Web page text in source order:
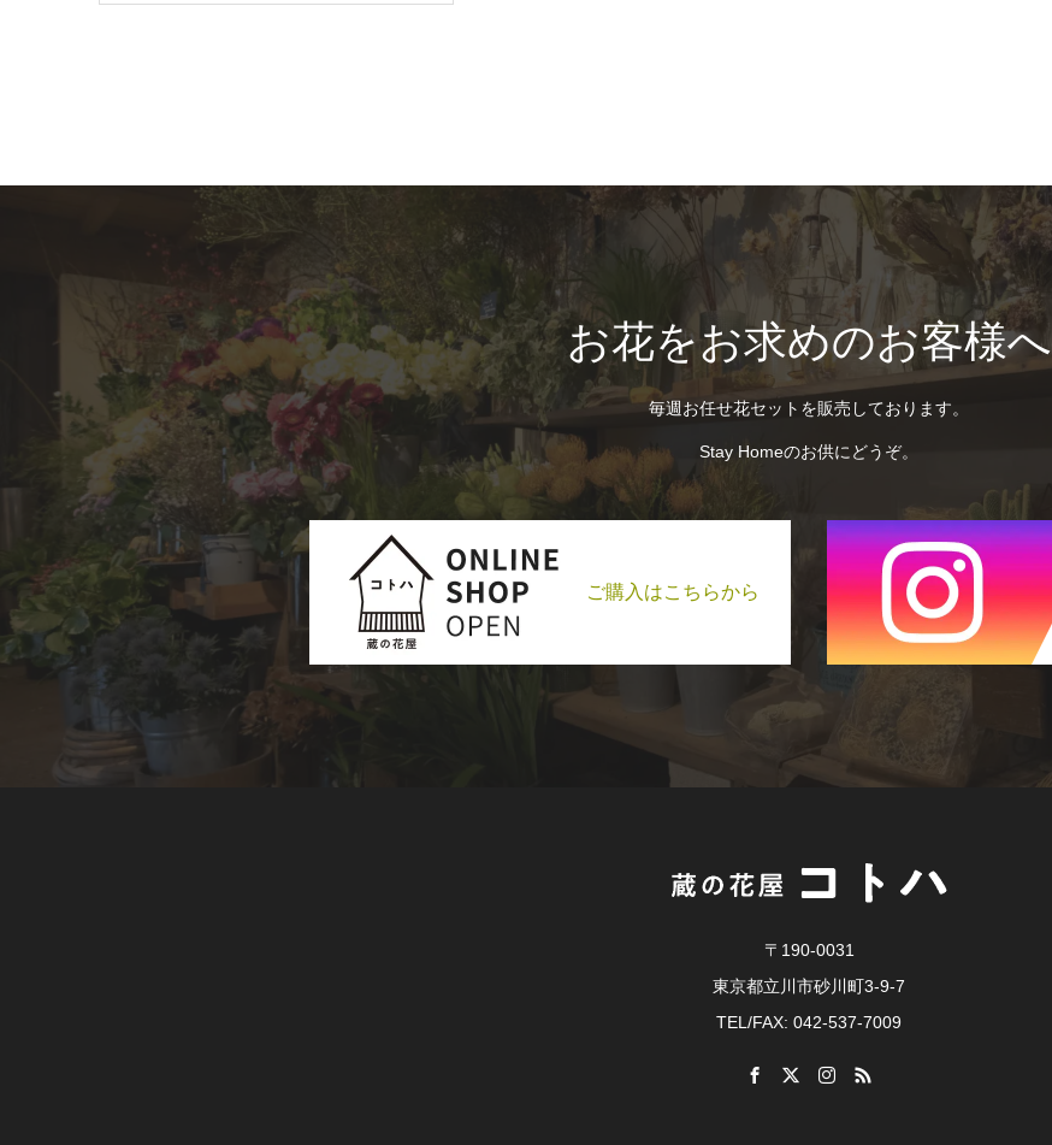
お花をお求めのお客様へ
毎週お任せ花セットを販売しております。
Stay Homeのお供にどうぞ。
ご購入はこちらから
〒190-0031
東京都立川市砂川町3-9-7
TEL/FAX: 042-537-7009